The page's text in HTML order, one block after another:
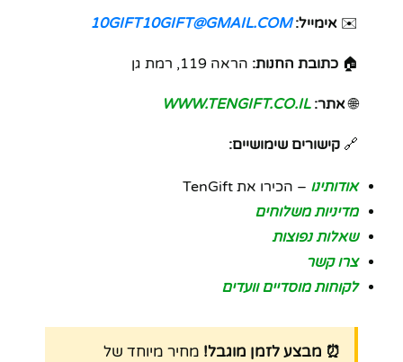
✉️ אימייל: 10GIFT10GIFT@GMAIL.COM
🏠 כתובת החנות: הראה 119, רמת גן
🌐אתר: WWW.TENGIFT.CO.IL
🔗 קישורים שימושיים:
אודותינו – הכירו את TenGift
מדיניות משלוחים
שאלות נפוצות
צרו קשר
לקוחות מוסדיים וועדים
⏰ מבצע לזמן מוגבל! מחיר מיוחד של